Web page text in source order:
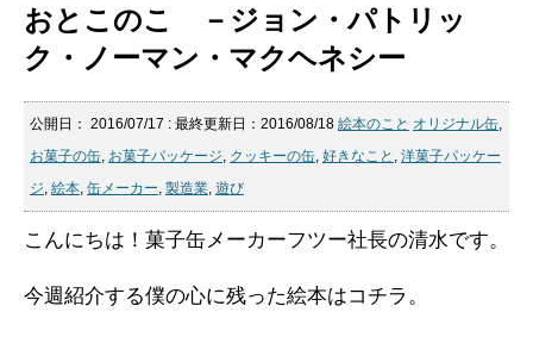
おとこのこ －ジョン・パトリッ
ク・ノーマン・マクヘネシー
公開日： 2016/07/17 : 最終更新日：2016/08/18 絵本のこと オリジナル缶,
お菓子の缶, お菓子パッケージ, クッキーの缶, 好きなこと , 洋菓子パッケー
ジ, 絵本, 缶メーカー, 製造業, 遊び
こんにちは！菓子缶メーカーフツー社長の清水です。
今週紹介する僕の心に残った絵本はコチラ。